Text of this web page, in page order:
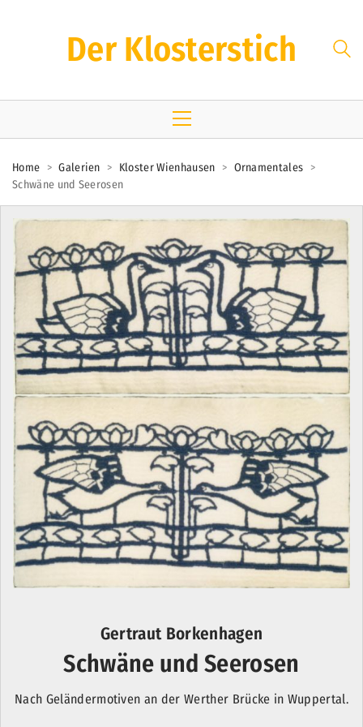
Der Klosterstich
Home > Galerien > Kloster Wienhausen > Ornamentales >
Schwäne und Seerosen
Gertraut Borkenhagen
Schwäne und Seerosen
Nach Geländermotiven an der Werther Brücke in Wuppertal.